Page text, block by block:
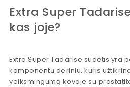
Extra Super
kas joje?
Extra Super Tadarise sudėtis yra
komponentų deriniu, kuris
veiksmingumą kovoje su